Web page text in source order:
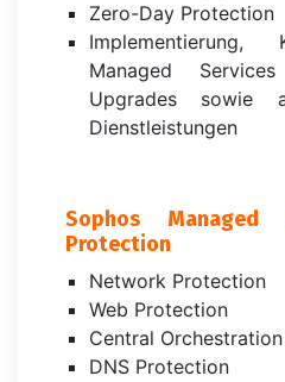
Zero-Day Protection
Implementierung,
Managed
Upgrades sowie
Dienstleistungen
Sophos Managed
Protection
Network Protection
Web Protection
Central Orchestration
DNS Protection